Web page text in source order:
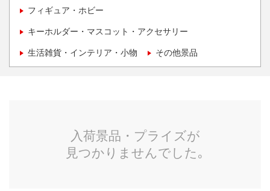
フィギュア・ホビー
キーホルダー・マスコット・アクセサリー
生活雑貨・インテリア・小物 その他景品